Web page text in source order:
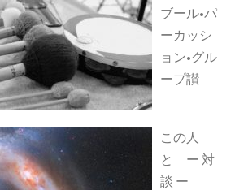
ブール•パ
ーカッシ
ョン•グル
ープ讃
この人
と ー 対
談 ー